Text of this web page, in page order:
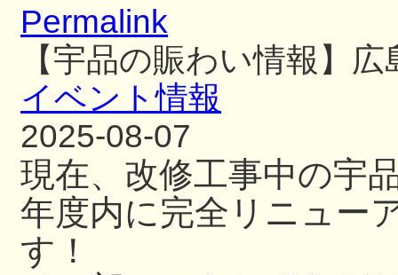
Permalink
【宇品の賑わい情報】
イベント情報
2025-08-07
現在、改修工事中の宇
年度内に完全リニュー
す！